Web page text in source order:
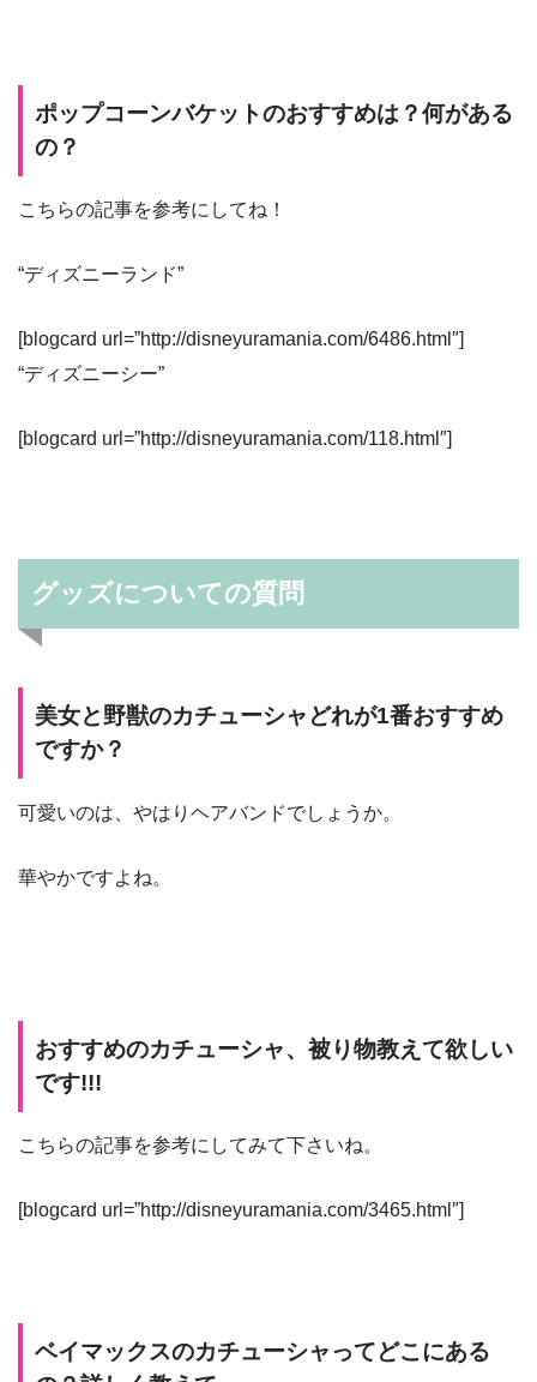
ポップコーンバケットのおすすめは？何がある
の？
こちらの記事を参考にしてね！
“ディズニーランド”
[blogcard url=”http://disneyuramania.com/6486.html″]
“ディズニーシー”
[blogcard url=”http://disneyuramania.com/118.html″]
グッズについての質問
美女と野獣のカチューシャどれが1番おすすめ
ですか？
可愛いのは、やはりヘアバンドでしょうか。
華やかですよね。
おすすめのカチューシャ、被り物教えて欲しい
です!!!
こちらの記事を参考にしてみて下さいね。
[blogcard url=”http://disneyuramania.com/3465.html″]
ベイマックスのカチューシャってどこにある